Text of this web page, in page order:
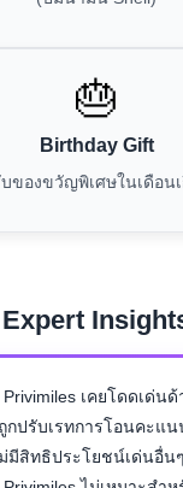
🎂
Birthday Gift
ของขวัญพิเศษในเดือน
Expert
เคยโดดเด่น
กปรับเรทการโอนคะแ
มีสิทธิประโยชน์เด่นอื่น